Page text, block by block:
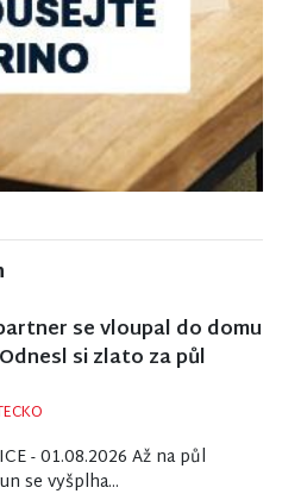
se vloupal do domu
si zlato za půl
- 01.08.2026 Až na půl
se vyšplha...